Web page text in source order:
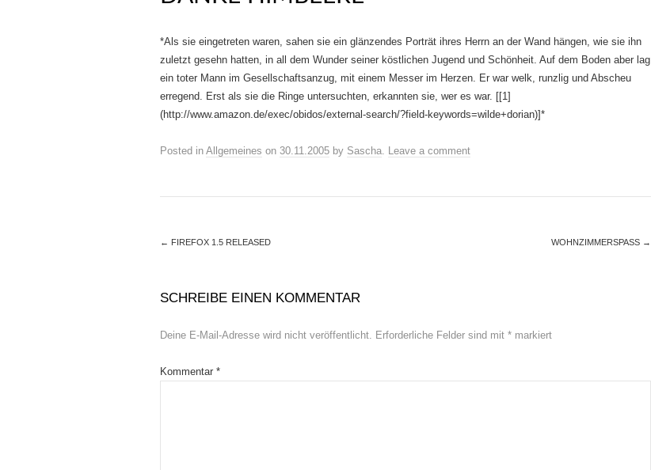
*Als sie eingetreten waren, sahen sie ein glänzendes Porträt ihres Herrn an der Wand hängen, wie sie ihn
zuletzt gesehn hatten, in all dem Wunder seiner köstlichen Jugend und Schönheit. Auf dem Boden aber lag
ein toter Mann im Gesellschaftsanzug, mit einem Messer im Herzen. Er war welk, runzlig und Abscheu
erregend. Erst als sie die Ringe untersuchten, erkannten sie, wer es war. [[1]
(http://www.amazon.de/exec/obidos/external-search/?field-keywords=wilde+dorian)]*
Posted in Allgemeines on 30.11.2005 by Sascha. Leave a comment
← FIREFOX 1.5 RELEASED WOHNZIMMERSPASS →
SCHREIBE EINEN KOMMENTAR
Deine E-Mail-Adresse wird nicht veröffentlicht. Erforderliche Felder sind mit * markiert
Kommentar *